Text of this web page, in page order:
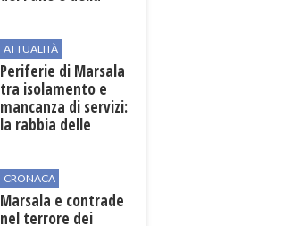
ATTUALITÀ
Periferie di Marsala
tra isolamento e
mancanza di servizi:
la rabbia delle
CRONACA
Marsala e contrade
nel terrore dei